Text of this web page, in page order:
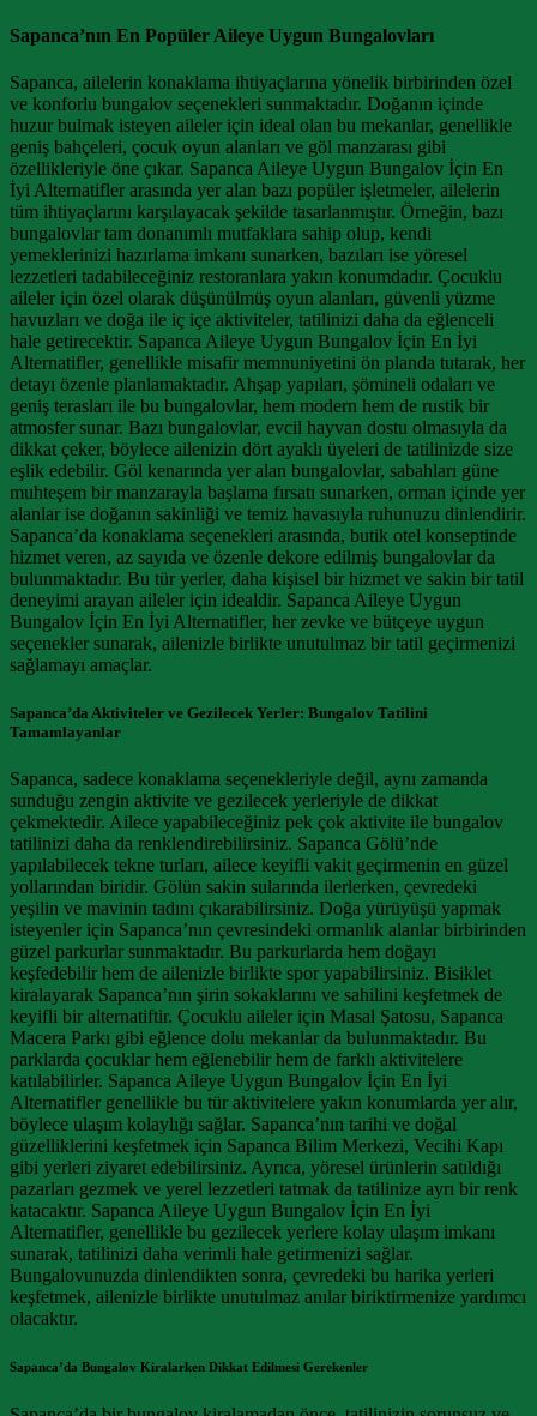
Sapanca’nın En Popüler Aileye Uygun Bungalovları
Sapanca, ailelerin konaklama ihtiyaçlarına yönelik birbirinden özel
ve konforlu bungalov seçenekleri sunmaktadır. Doğanın içinde
huzur bulmak isteyen aileler için ideal olan bu mekanlar, genellikle
geniş bahçeleri, çocuk oyun alanları ve göl manzarası gibi
özellikleriyle öne çıkar. Sapanca Aileye Uygun Bungalov İçin En
İyi Alternatifler arasında yer alan bazı popüler işletmeler, ailelerin
tüm ihtiyaçlarını karşılayacak şekilde tasarlanmıştır. Örneğin, bazı
bungalovlar tam donanımlı mutfaklara sahip olup, kendi
yemeklerinizi hazırlama imkanı sunarken, bazıları ise yöresel
lezzetleri tadabileceğiniz restoranlara yakın konumdadır. Çocuklu
aileler için özel olarak düşünülmüş oyun alanları, güvenli yüzme
havuzları ve doğa ile iç içe aktiviteler, tatilinizi daha da eğlenceli
hale getirecektir. Sapanca Aileye Uygun Bungalov İçin En İyi
Alternatifler, genellikle misafir memnuniyetini ön planda tutarak, her
detayı özenle planlamaktadır. Ahşap yapıları, şömineli odaları ve
geniş terasları ile bu bungalovlar, hem modern hem de rustik bir
atmosfer sunar. Bazı bungalovlar, evcil hayvan dostu olmasıyla da
dikkat çeker, böylece ailenizin dört ayaklı üyeleri de tatilinizde size
eşlik edebilir. Göl kenarında yer alan bungalovlar, sabahları güne
muhteşem bir manzarayla başlama fırsatı sunarken, orman içinde yer
alanlar ise doğanın sakinliği ve temiz havasıyla ruhunuzu dinlendirir.
Sapanca’da konaklama seçenekleri arasında, butik otel konseptinde
hizmet veren, az sayıda ve özenle dekore edilmiş bungalovlar da
bulunmaktadır. Bu tür yerler, daha kişisel bir hizmet ve sakin bir tatil
deneyimi arayan aileler için idealdir. Sapanca Aileye Uygun
Bungalov İçin En İyi Alternatifler, her zevke ve bütçeye uygun
seçenekler sunarak, ailenizle birlikte unutulmaz bir tatil geçirmenizi
sağlamayı amaçlar.
Sapanca’da Aktiviteler ve Gezilecek Yerler: Bungalov Tatilini
Tamamlayanlar
Sapanca, sadece konaklama seçenekleriyle değil, aynı zamanda
sunduğu zengin aktivite ve gezilecek yerleriyle de dikkat
çekmektedir. Ailece yapabileceğiniz pek çok aktivite ile bungalov
tatilinizi daha da renklendirebilirsiniz. Sapanca Gölü’nde
yapılabilecek tekne turları, ailece keyifli vakit geçirmenin en güzel
yollarından biridir. Gölün sakin sularında ilerlerken, çevredeki
yeşilin ve mavinin tadını çıkarabilirsiniz. Doğa yürüyüşü yapmak
isteyenler için Sapanca’nın çevresindeki ormanlık alanlar birbirinden
güzel parkurlar sunmaktadır. Bu parkurlarda hem doğayı
keşfedebilir hem de ailenizle birlikte spor yapabilirsiniz. Bisiklet
kiralayarak Sapanca’nın şirin sokaklarını ve sahilini keşfetmek de
keyifli bir alternatiftir. Çocuklu aileler için Masal Şatosu, Sapanca
Macera Parkı gibi eğlence dolu mekanlar da bulunmaktadır. Bu
parklarda çocuklar hem eğlenebilir hem de farklı aktivitelere
katılabilirler. Sapanca Aileye Uygun Bungalov İçin En İyi
Alternatifler genellikle bu tür aktivitelere yakın konumlarda yer alır,
böylece ulaşım kolaylığı sağlar. Sapanca’nın tarihi ve doğal
güzelliklerini keşfetmek için Sapanca Bilim Merkezi, Vecihi Kapı
gibi yerleri ziyaret edebilirsiniz. Ayrıca, yöresel ürünlerin satıldığı
pazarları gezmek ve yerel lezzetleri tatmak da tatilinize ayrı bir renk
katacaktır. Sapanca Aileye Uygun Bungalov İçin En İyi
Alternatifler, genellikle bu gezilecek yerlere kolay ulaşım imkanı
sunarak, tatilinizi daha verimli hale getirmenizi sağlar.
Bungalovunuzda dinlendikten sonra, çevredeki bu harika yerleri
keşfetmek, ailenizle birlikte unutulmaz anılar biriktirmenize yardımcı
olacaktır.
Sapanca’da Bungalov Kiralarken Dikkat Edilmesi Gerekenler